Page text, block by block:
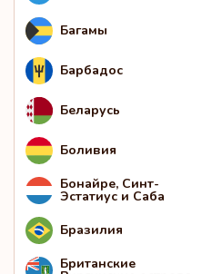
Багамы
Барбадос
Беларусь
Боливия
Бонайре, Синт-
Эстатиус и Саба
Бразилия
Британские